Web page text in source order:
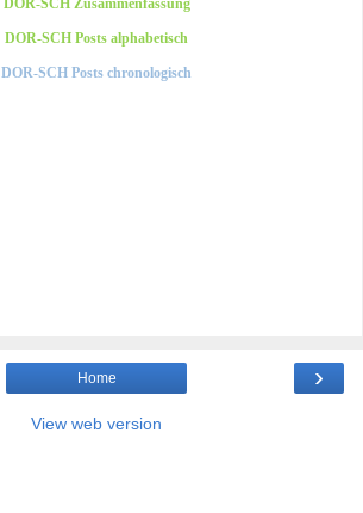
DOR-SCH Posts alphabetisch
DOR-SCH Posts chronologisch
›
Home
View web version